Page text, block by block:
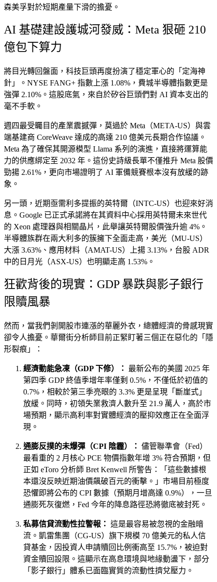
森美孚對於短期產量下滑的擔憂。
AI 基礎建設護城河發威：Meta 狠砸 210
億包下算力
將目光轉回盤面，科技巨頭再度扮演了穩定軍心的「定海神
針」。NYSE FANG+ 指數上漲 1.08%，費城半導體指數更是
強彈 2.10%。這股底氣，來自於矽谷巨頭們對 AI 資本支出的
毫不手軟。
週四最受矚目的產業震撼彈，莫過於 Meta（META-US）與雲
端基建商 CoreWeave 達成的高達 210 億美元長期合作協議。
Meta 為了確保其開源模型 Llama 系列的演進，直接將運算能
力的供應綁定至 2032 年。這份史詩級長單不僅推升 Meta 股價
勁揚 2.61%，更向市場證明了 AI 軍備競賽根本沒有放緩的跡
象。
另一頭，近期亟需利多提振的英特爾（INTC-US）也迎來好消
息。Google 已正式承諾將在其資料中心採用英特爾未來世代
的 Xeon 處理器與相關晶片，此舉讓英特爾股價強升逾 4%。
半導體族群在兩大利多的簇擁下全面走高，美光（MU-US）
大漲 3.63%、應用材料（AMAT-US）上揚 3.13%，台股 ADR
中的日月光（ASX-US）也明顯走高 1.53%。
狂歡背後的現實：GDP 暴跌與影子銀行
限贖風暴
然而，當我們剝開股市連漲的華麗外衣，總體經濟的骨感現實
卻令人擔憂。華爾街分析師目前正緊盯著三個正在惡化的「隱
形裂痕」：
經濟動能急凍（GDP 下修）：
最新公布的美國 2025 年
第四季 GDP 終值季增年率僅剩 0.5%，不僅低於初值的
0.7%，相較於第三季亮眼的 3.3% 更是呈現「斷崖式」
放緩。同時，初領失業救濟人數升至 21.9 萬人，高於市
場預期，顯示高利率對實體經濟的壓抑效應正在全面浮
現。
通膨反撲的未爆彈（CPI 陰霾）： 儘管聯準會（Fed）
最看重的 2 月核心 PCE 物價指數年增 3% 符合預期，但
正如 eToro 分析師 Bret Kenwell 所警告：「這些數據根
本還沒反映近期油價飆破百元的衝擊。」市場目前極度
恐懼即將公布的 CPI 數據（預期月增高達 0.9%），一旦
通膨死灰復燃，Fed 今年的降息路徑恐將徹底被封死。
私募信貸流動性拉警報： 這是最容易被忽視的金融暗
流。凱雷集團（CG-US）旗下規模 70 億美元的私人信
貸基金，因投資人申請贖回比例衝高至 15.7%，被迫對
資金贖回設限。這顯示在高息環境與地緣動盪下，部分
「影子銀行」體系已面臨實質的流動性擠兌壓力。